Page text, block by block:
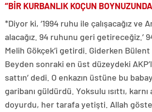
“BİR KURBANLIK KOÇUN
*Diyor ki, ‘1994 ruhu ile çalışacağız ve
alacağız. 94 ruhunu geri getireceğiz.’
Melih Gökçek’i getirdi. Giderken Bülent
Beyden sonraki en üst düzeydeki
sattın’ dedi. O enkazın üstüne bu
garibanı güldürdü. Yoksulu ısıttı, karnı
doyurdu, her tarafa yetişti. Allah